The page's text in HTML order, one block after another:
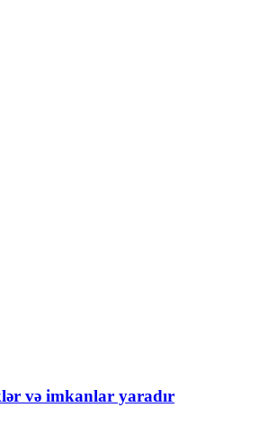
və imkanlar yaradır